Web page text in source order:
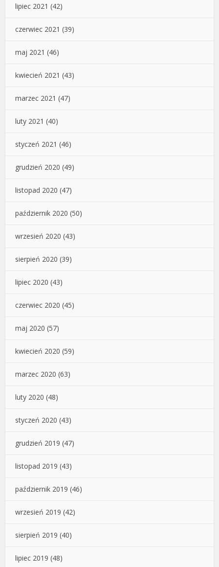
lipiec 2021 (42)
czerwiec 2021 (39)
maj 2021 (46)
kwiecień 2021 (43)
marzec 2021 (47)
luty 2021 (40)
styczeń 2021 (46)
grudzień 2020 (49)
listopad 2020 (47)
październik 2020 (50)
wrzesień 2020 (43)
sierpień 2020 (39)
lipiec 2020 (43)
czerwiec 2020 (45)
maj 2020 (57)
kwiecień 2020 (59)
marzec 2020 (63)
luty 2020 (48)
styczeń 2020 (43)
grudzień 2019 (47)
listopad 2019 (43)
październik 2019 (46)
wrzesień 2019 (42)
sierpień 2019 (40)
lipiec 2019 (48)